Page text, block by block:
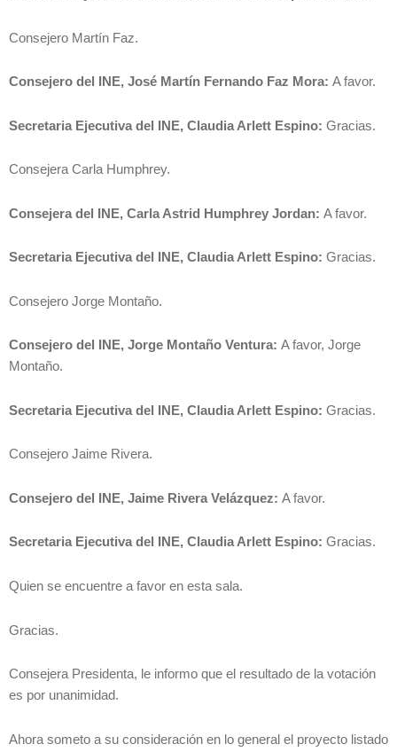
Consejero Martín Faz.
Consejero del INE, José Martín Fernando Faz Mora: A favor.
Secretaria Ejecutiva del INE, Claudia Arlett Espino: Gracias.
Consejera Carla Humphrey.
Consejera del INE, Carla Astrid Humphrey Jordan: A favor.
Secretaria Ejecutiva del INE, Claudia Arlett Espino: Gracias.
Consejero Jorge Montaño.
Consejero del INE, Jorge Montaño Ventura: A favor, Jorge
Montaño.
Secretaria Ejecutiva del INE, Claudia Arlett Espino: Gracias.
Consejero Jaime Rivera.
Consejero del INE, Jaime Rivera Velázquez: A favor.
Secretaria Ejecutiva del INE, Claudia Arlett Espino: Gracias.
Quien se encuentre a favor en esta sala.
Gracias.
Consejera Presidenta, le informo que el resultado de la votación
es por unanimidad.
Ahora someto a su consideración en lo general el proyecto listado